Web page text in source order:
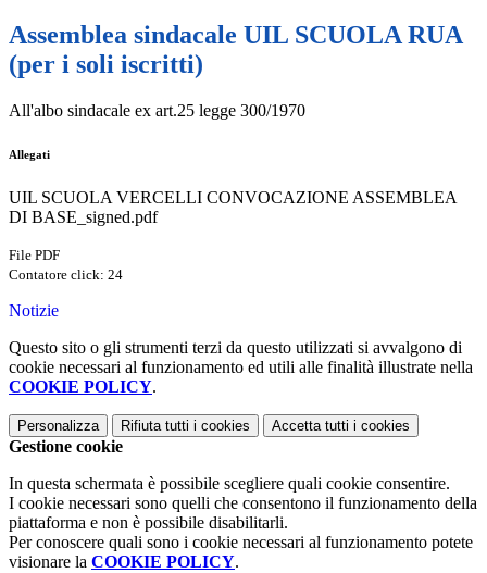
Assemblea sindacale UIL SCUOLA RUA
(per i soli iscritti)
All'albo sindacale ex art.25 legge 300/1970
Allegati
UIL SCUOLA VERCELLI CONVOCAZIONE ASSEMBLEA
DI BASE_signed.pdf
File PDF
Contatore click: 24
Notizie
Questo sito o gli strumenti terzi da questo utilizzati si avvalgono di
cookie necessari al funzionamento ed utili alle finalità illustrate nella
COOKIE POLICY.
Personalizza Rifiuta tutti i cookies Accetta tutti i cookies
Gestione cookie
In questa schermata è possibile scegliere quali cookie consentire.
I cookie necessari sono quelli che consentono il funzionamento della
piattaforma e non è possibile disabilitarli.
Per conoscere quali sono i cookie necessari al funzionamento potete
visionare la COOKIE POLICY.